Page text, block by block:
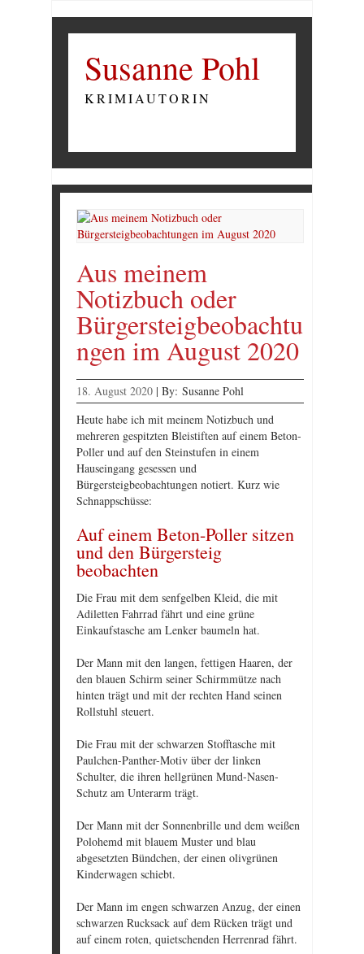
Susanne Pohl
KRIMIAUTORIN
Aus meinem
Notizbuch oder
Bürgersteigbeobachtu
ngen im August 2020
18. August 2020 | By: Susanne Pohl
Heute habe ich mit meinem Notizbuch und
mehreren gespitzten Bleistiften auf einem Beton-
Poller und auf den Steinstufen in einem
Hauseingang gesessen und
Bürgersteigbeobachtungen notiert. Kurz wie
Schnappschüsse:
Auf einem Beton-Poller sitzen
und den Bürgersteig
beobachten
Die Frau mit dem senfgelben Kleid, die mit
Adiletten Fahrrad fährt und eine grüne
Einkaufstasche am Lenker baumeln hat.
Der Mann mit den langen, fettigen Haaren, der
den blauen Schirm seiner Schirmmütze nach
hinten trägt und mit der rechten Hand seinen
Rollstuhl steuert.
Die Frau mit der schwarzen Stofftasche mit
Paulchen-Panther-Motiv über der linken
Schulter, die ihren hellgrünen Mund-Nasen-
Schutz am Unterarm trägt.
Der Mann mit der Sonnenbrille und dem weißen
Polohemd mit blauem Muster und blau
abgesetzten Bündchen, der einen olivgrünen
Kinderwagen schiebt.
Der Mann im engen schwarzen Anzug, der einen
schwarzen Rucksack auf dem Rücken trägt und
auf einem roten, quietschenden Herrenrad fährt.